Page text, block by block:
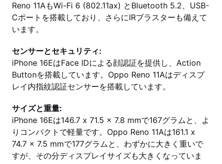
Reno 11AもWi-Fi 6 (802.11ax) とBluetooth 5.2、USB-
Cポートを搭載しており、さらにIRブラスターも備えて
います。
センサーとセキュリティ:
iPhone 16EはFace IDによる顔認証を提供し、Action
Buttonを搭載しています。Oppo Reno 11Aはディスプ
レイ内指紋認証センサーを搭載しています。
サイズと重量:
iPhone 16Eは146.7 x 71.5 x 7.8 mmで167グラムと、よ
りコンパクトで軽量です。Oppo Reno 11Aは161.1 x
74.7 x 7.5 mmで177グラムと、わずかに大きく重いで
すが、その分ディスプレイサイズも大きくなっていま